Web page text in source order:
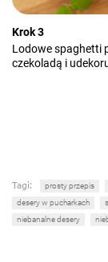
Krok 3
Lodowe spaghetti
czekoladą i
Tagi: prosty przepis
desery w pucharkach
niebanalne desery